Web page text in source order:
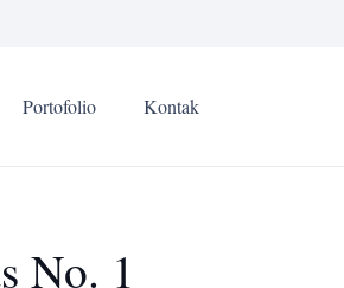
Portofolio Kontak
No. 1